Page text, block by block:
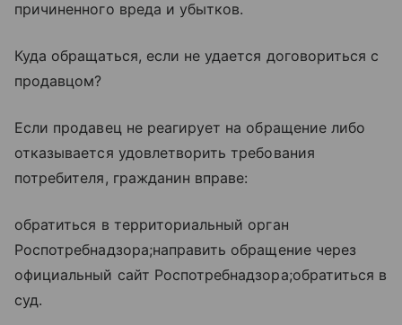
причиненного вреда и убытков.
Куда обращаться, если не удается договориться с
продавцом?
Если продавец не реагирует на обращение либо
отказывается удовлетворить требования
потребителя, гражданин вправе:
обратиться в территориальный орган
Роспотребнадзора;направить обращение через
официальный сайт Роспотребнадзора;обратиться в
суд.